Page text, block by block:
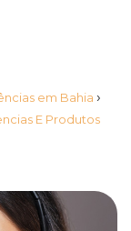
em Bahia ›
E Produtos